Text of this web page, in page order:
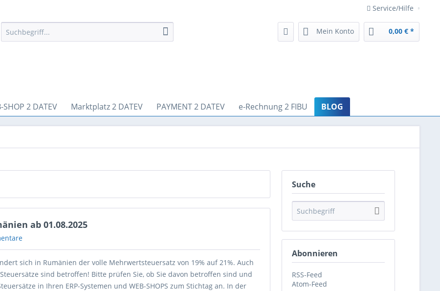
Service/Hilfe
Mein Konto 0,00 € *
SHOP 2 DATEV Marktplatz 2 DATEV PAYMENT 2 DATEV e-Rechnung 2 FIBU BLOG
Suche
Abonnieren
RSS-Feed
Atom-Feed
ab 01.08.2025
sich in Rumänien der volle Mehrwertsteuersatz von 19% auf 21%. Auch
sind betroffen! Bitte prüfen Sie, ob Sie davon betroffen sind und
in Ihren ERP-Systemen und WEB-SHOPS zum Stichtag an. In der